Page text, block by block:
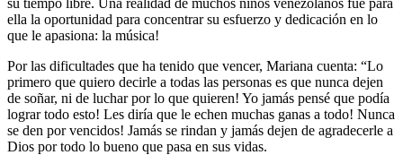
ella la oportunidad para concentrar su esfuerzo y dedicación en lo
que le apasiona: la música!
Por las dificultades que ha tenido que vencer, Mariana cuenta: “Lo
primero que quiero decirle a todas las personas es que nunca dejen
de soñar, ni de luchar por lo que quieren! Yo jamás pensé que podía
lograr todo esto! Les diría que le echen muchas ganas a todo! Nunca
se den por vencidos! Jamás se rindan y jamás dejen de agradecerle a
Dios por todo lo bueno que pasa en sus vidas.